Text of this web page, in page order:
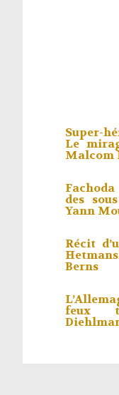
Super-
Le
Malcom
des
Yann
Récit
Berns
feux